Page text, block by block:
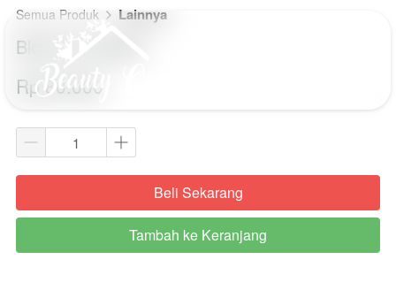
Semua Produk Lainnya
Blow Dry Styling
Rp 80.000
`Beli Sekarang
`
Tambah ke Keranjang